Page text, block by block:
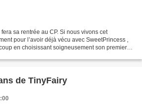
sa rentrée au CP. Si nous vivons cet
pour l’avoir déjà vécu avec SweetPrincess ,
en choisissant soigneusement son premier
de TinyFairy